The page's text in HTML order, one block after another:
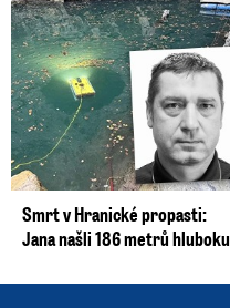
Smrt v Hranické propasti:
Jana našli 186 metrů hluboku